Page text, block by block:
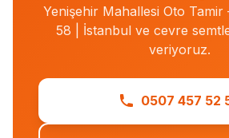
Yenişehir Mahallesi Oto
58 | İstanbul ve cevre
veriyoruz.
0507 457 52